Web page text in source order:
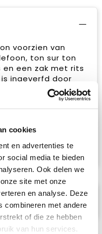
cookies
en advertenties te
social media te bieden
Ook delen we
site met onze
en analyse. Deze
combineren met andere
of die ze hebben
van hun services.
voorzien van
ton sur ton
een zak met rits
ingeverfd door
trekkoord in de
(heren model)
de visgraat
van deze
bestseller.